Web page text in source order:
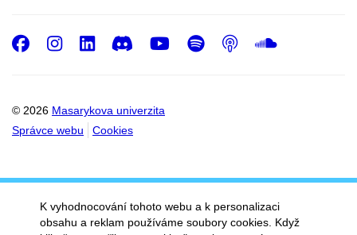
© 2026 Masarykova univerzita
Správce webu
Cookies
Facebook
Instagram
LinkedIn
DiscordYoutube
Spotify
Podcast
K vyhodnocování tohoto webu a k personalizaci
obsahu a reklam používáme soubory cookies. Když